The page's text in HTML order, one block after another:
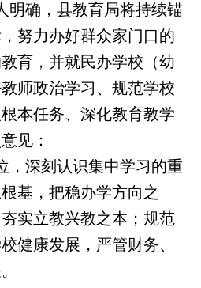
确，县教育局将持续锚
努力办好群众家门口的
育，并就民办学校（幼
师政治学习、规范学校
本任务、深化教育教学
见：
深刻认识集中学习的重
基，把稳办学方向之
实立教兴教之本；规范
健康发展，严管财务、